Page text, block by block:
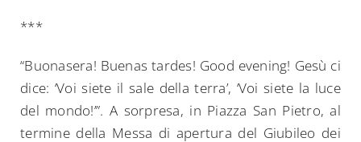
***
“Buonasera! Buenas tardes! Good evening! Gesù ci
dice: ‘Voi siete il sale della terra’, ‘Voi siete la luce
del mondo!’”. A sorpresa, in Piazza San Pietro, al
termine della Messa di apertura del Giubileo dei